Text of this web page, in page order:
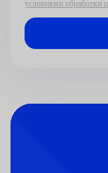
условиями обработки